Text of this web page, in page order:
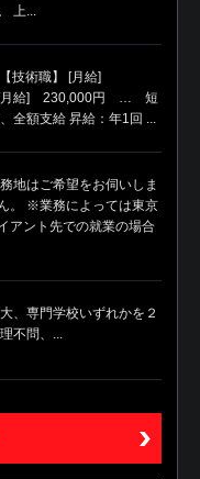
上...
技術職】 [月給]
月給] 230,000円 … 短
全額支給 昇給：年1回 ...
地はご希望をお伺いしま
。 ※業務によっては東京
アント先での就業の場合
、専門学校いずれかを２
不問、...